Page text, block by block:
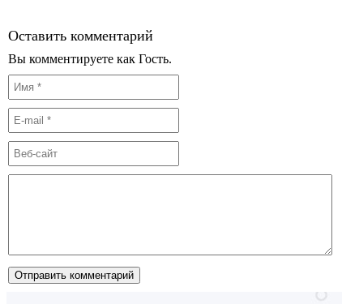
Оставить комментарий
Вы комментируете как Гость.